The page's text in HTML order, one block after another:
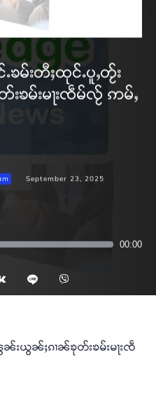
ႉၶမ်းတီႈထုင်ႉပူႇတႂ်း
ၶမ်းမႃးၸဵမ်လႂ် ဢမ်ႇ
September 23, 2025
00:00
ၼ်းယွၼ်ႈၵၢၼ်ၶုတ်းၶမ်းမႃးၸဵ